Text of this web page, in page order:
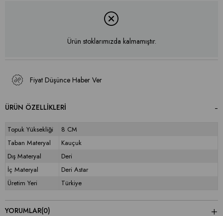
Ürün stoklarımızda kalmamıştır.
Fiyat Düşünce Haber Ver
ÜRÜN ÖZELLIKLERI
Topuk Yüksekliği
8 CM
Taban Materyal
Kauçuk
Dış Materyal
Deri
İç Materyal
Deri Astar
Üretim Yeri
Türkiye
YORUMLAR(0)